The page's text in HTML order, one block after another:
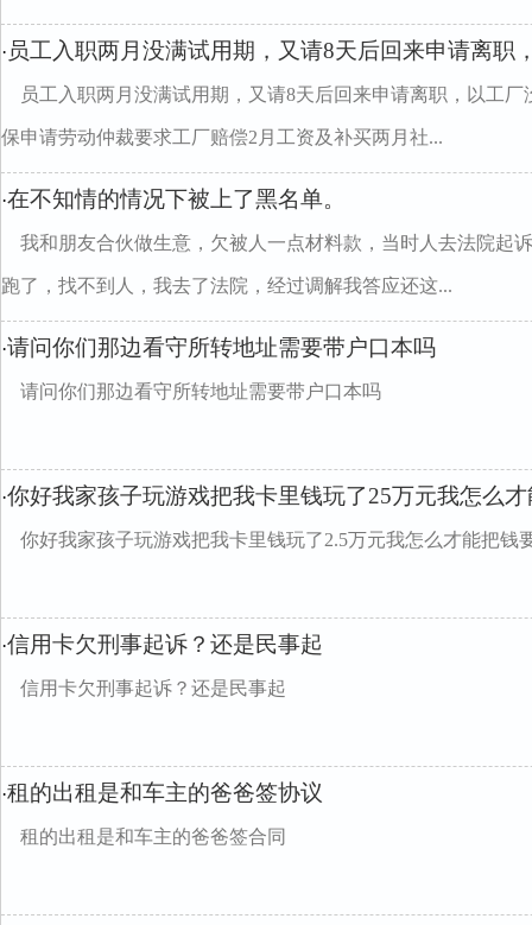
· 员工入职两月没满试用期，又请8天后回来申请离职
员工入职两月没满试用期，又请8天后回来申请离职，以工
保申请劳动仲裁要求工厂赔偿2月工资及补买两月社...
·在不知情的情况下被上了黑名单。
我和朋友合伙做生意，欠被人一点材料款，当时人去法院起
跑了，找不到人，我去了法院，经过调解我答应还这...
·请问你们那边看守所转地址需要带户口本吗
请问你们那边看守所转地址需要带户口本吗
·你好我家孩子玩游戏把我卡里钱玩了25万元我怎么
你好我家孩子玩游戏把我卡里钱玩了2.5万元我怎么才能把钱
·信用卡欠刑事起诉？还是民事起
信用卡欠刑事起诉？还是民事起
·租的出租是和车主的爸爸签协议
租的出租是和车主的爸爸签合同